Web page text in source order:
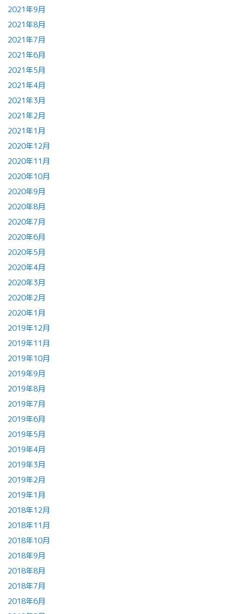
2021年9月
2021年8月
2021年7月
2021年6月
2021年5月
2021年4月
2021年3月
2021年2月
2021年1月
2020年12月
2020年11月
2020年10月
2020年9月
2020年8月
2020年7月
2020年6月
2020年5月
2020年4月
2020年3月
2020年2月
2020年1月
2019年12月
2019年11月
2019年10月
2019年9月
2019年8月
2019年7月
2019年6月
2019年5月
2019年4月
2019年3月
2019年2月
2019年1月
2018年12月
2018年11月
2018年10月
2018年9月
2018年8月
2018年7月
2018年6月